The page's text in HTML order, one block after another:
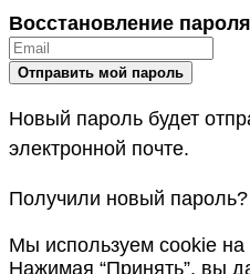
Восстановление пароля
Новый пароль будет
электронной почте.
Получили новый пароль?
Мы используем cookie на
Нажимая “Принять”, вы